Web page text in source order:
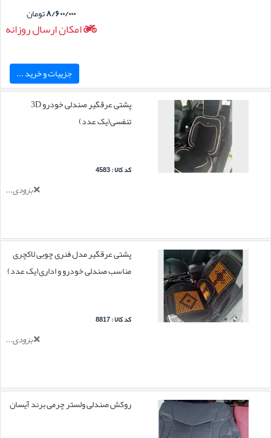
۸/۶۰۰/۰۰۰تومان
امکان ارسال روزانه
جزییات و خرید ...
پشتی عرقگیر صندلی خودرو 3D
تنفسی(یک عدد)
کد کالا : 4583
بزودی...
پشتی عرقگیر مدل فنری چوبی لاکچری
مناسب صندلی خودرو و اداری(یک عدد)
کد کالا : 8817
بزودی...
روکش صندلی ولستر چرمی برند آیسان